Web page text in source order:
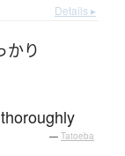
Details ▸
かり
— Tatoeba